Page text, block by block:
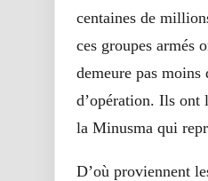
centaines de
ces groupes armés
demeure pas moins
d’opération. Ils ont
la Minusma qui
D’où proviennent